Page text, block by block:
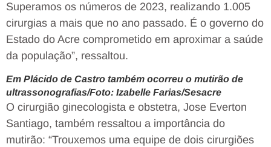
Superamos os números de 2023, realizando 1.005
cirurgias a mais que no ano passado. É o governo do
Estado do Acre comprometido em aproximar a saúde
da população”, ressaltou.
Em Plácido de Castro também ocorreu o mutirão de
ultrassonografias/Foto: Izabelle Farias/Sesacre
O cirurgião ginecologista e obstetra, Jose Everton
Santiago, também ressaltou a importância do
mutirão: “Trouxemos uma equipe de dois cirurgiões